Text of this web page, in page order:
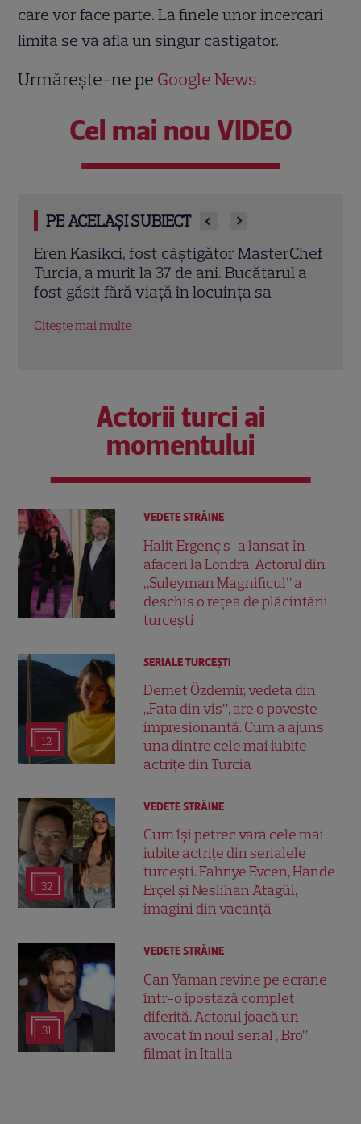
care vor face parte. La finele unor incercari
limita se va afla un singur castigator.
Urmărește-ne pe Google News
Cel mai nou VIDEO
PE ACELAȘI SUBIECT
Trei cupluri revin la „Insula Iubirii –
Reuniuni”. Ce se întâmplă când se
întâlnesc din nou cu Radu Vâlcan
Citește mai multe
Actorii turci ai
momentului
VEDETE STRĂINE
Halit Ergenç s-a lansat în
afaceri la Londra: Actorul din
„Suleyman Magnificul” a
deschis o rețea de plăcintării
turcești
12
SERIALE TURCEŞTI
Demet Özdemir, vedeta din
„Fata din vis”, are o poveste
impresionantă. Cum a ajuns
una dintre cele mai iubite
actrițe din Turcia
32
VEDETE STRĂINE
Cum își petrec vara cele mai
iubite actrițe din serialele
turcești. Fahriye Evcen, Hande
Erçel și Neslihan Atagül,
imagini din vacanță
31
VEDETE STRĂINE
Can Yaman revine pe ecrane
într-o ipostază complet
diferită. Actorul joacă un
avocat în noul serial „Bro”,
filmat în Italia